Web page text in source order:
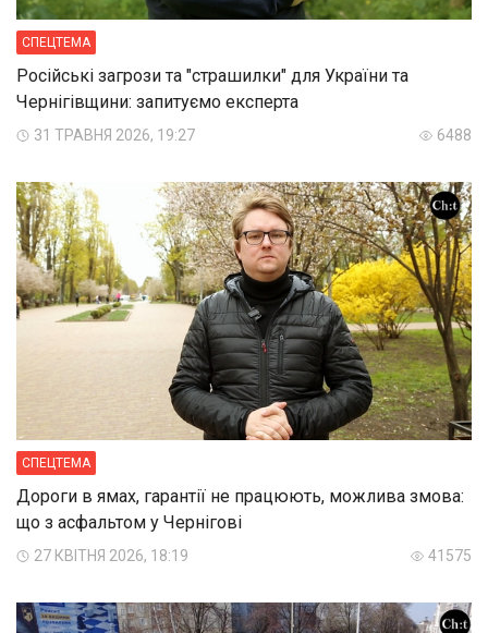
СПЕЦТЕМА
Російські загрози та "страшилки" для України та
Чернігівщини: запитуємо експерта
31 ТРАВНЯ 2026, 19:27 6488
СПЕЦТЕМА
Дороги в ямах, гарантії не працюють, можлива змова:
що з асфальтом у Чернігові
27 КВІТНЯ 2026, 18:19 41575